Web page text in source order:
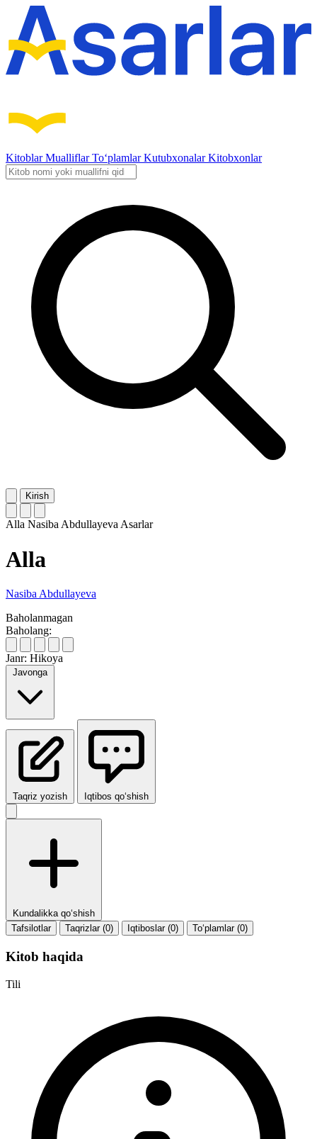
KitoblarMualliflarTo‘plamlarKutubxonalarKitobxonlar
Kirish
Alla Nasiba AbdullayevaAsarlar
Alla
Nasiba Abdullayeva
Baholanmagan
Baholang:
Janr: Hikoya
Javonga
Taqriz yozish Iqtibos qo‘shish
Kundalikka qo‘shish
Tafsilotlar
Taqrizlar (0) Iqtiboslar (0) To‘plamlar (0)
Kitob haqida
Tili